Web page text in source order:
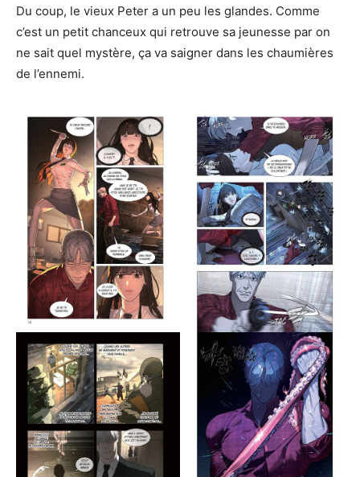
Du coup, le vieux Peter a un peu les glandes. Comme
c’est un petit chanceux qui retrouve sa jeunesse par on
ne sait quel mystère, ça va saigner dans les chaumières
de l’ennemi.